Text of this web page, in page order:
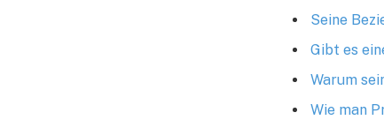
Seine
Gibt es
Warum
Wie man